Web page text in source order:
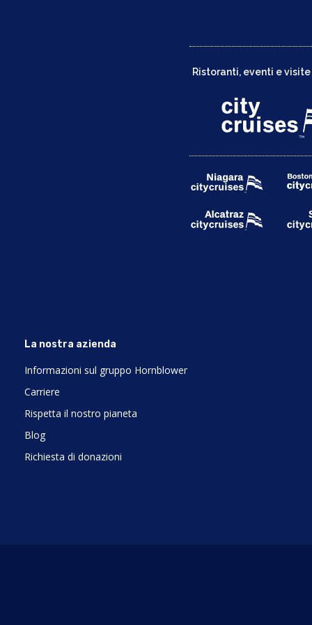
Ristoranti, eventi e
La nostra azienda
Informazioni sul gruppo Hornblower
Carriere
Rispetta il nostro pianeta
Blog
Richiesta di donazioni